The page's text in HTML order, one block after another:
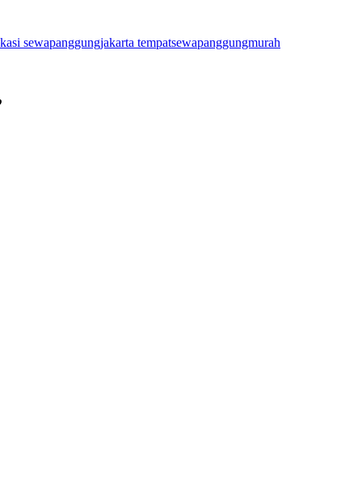
sewapanggungjakarta tempatsewapanggungmurah